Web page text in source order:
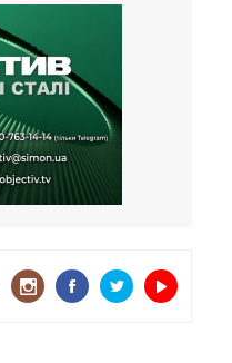
устоял,
Пусть
штрафу